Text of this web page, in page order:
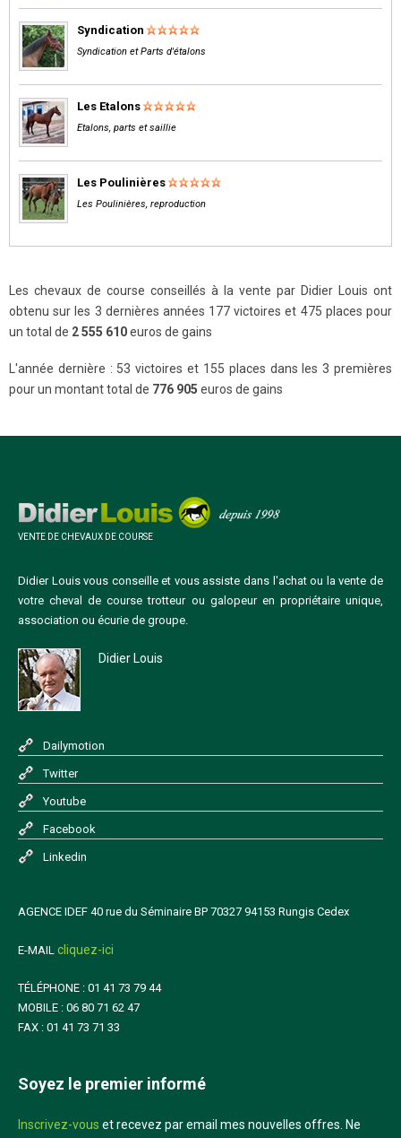
Syndication
Syndication et Parts d'étalons
Les Etalons
Etalons, parts et saillie
Les Poulinières
Les Poulinières, reproduction
Les chevaux de course conseillés à la vente par Didier Louis ont
obtenu sur les 3 dernières années 177 victoires et 475 places pour
un total de 2 555 610euros de gains
L'année dernière : 53 victoires et 155 places dans les 3 premières
pour un montant total de 776 905 euros de gains
VENTE DE CHEVAUX DE COURSE
Didier Louis vous conseille et vous assiste dans l'achat ou la vente de
votre cheval de course trotteur ou galopeur en propriétaire unique,
association ou écurie de groupe.
Didier Louis
Dailymotion
Twitter
Youtube
Facebook
Linkedin
AGENCE IDEF 40 rue du Séminaire BP 70327 94153 Rungis Cedex
E-MAIL cliquez-ici
TÉLÉPHONE : 01 41 73 79 44
MOBILE : 06 80 71 62 47
FAX : 01 41 73 71 33
Soyez le premier informé
Inscrivez-vous et recevez par email mes nouvelles offres. Ne